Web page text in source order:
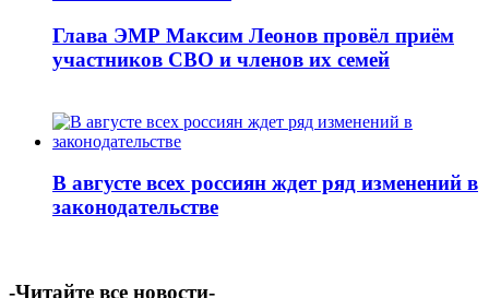
Глава ЭМР Максим Леонов провёл приём
участников СВО и членов их семей
В августе всех россиян ждет ряд изменений в
законодательстве
-Читайте все новости-